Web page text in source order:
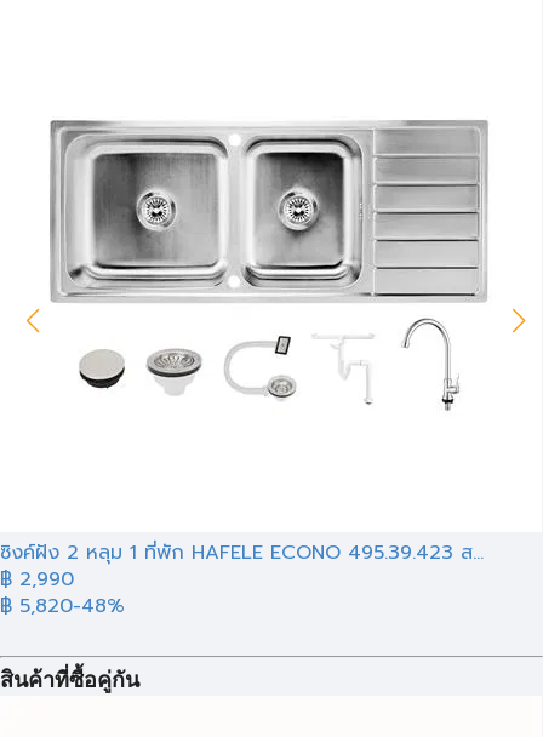
ซิงค์ฝัง 2 หลุม 1 ที่พัก HAFELE ECONO 495.39.423 ส...
฿ 2,990
฿ 5,820-48%
สินค้าที่ซื้อคู่กัน